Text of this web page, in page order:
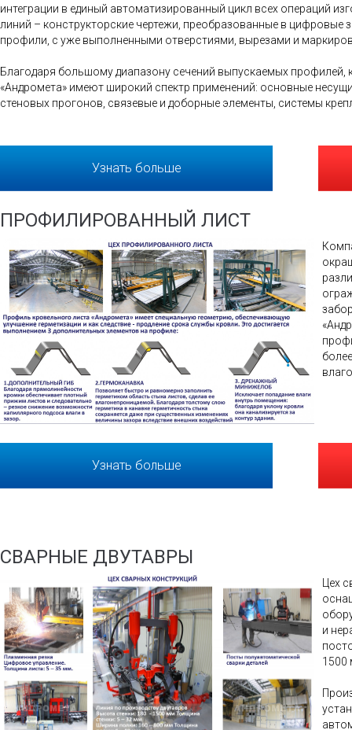
интеграции в единый автоматизированный цикл всех операций
линий – конструкторские чертежи, преобразованные в цифровые
профили, с уже выполненными отверстиями, вырезами и
Благодаря большому диапазону сечений выпускаемых
«Андромета» имеют широкий спектр применений: основные
стеновых прогонов, связевые и доборные элементы, системы
Узнать больше
ПРОФИЛИРОВАННЫЙ ЛИСТ
Узнать больше
СВАРНЫЕ ДВУТАВРЫ
Цех
и
1500